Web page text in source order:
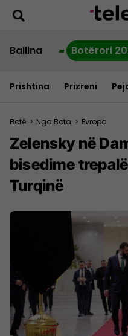
Ballina Botërori
Prishtina Prizreni
Botë > Nga Bota > Evropa
Zelensky në
bisedime
Turqinë